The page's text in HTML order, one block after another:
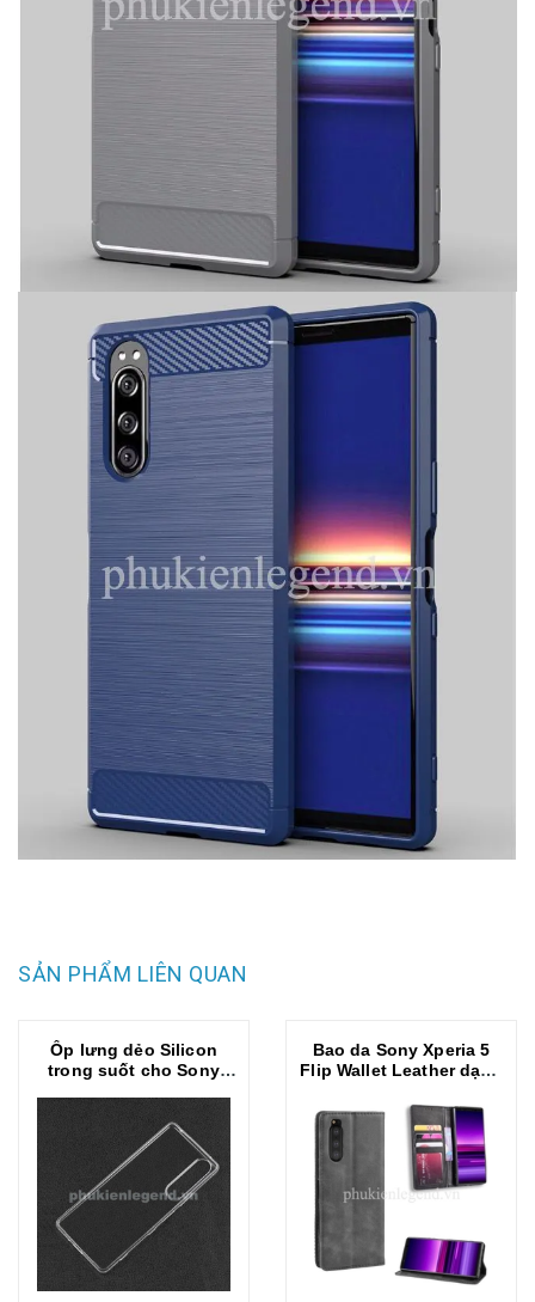
SẢN PHẨM LIÊN QUAN
Ốp lưng dẻo Silicon
trong suốt cho Sony
Bao da Sony Xperia 5
Flip Wallet Leather dạng
êm